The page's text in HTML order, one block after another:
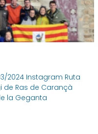
2024 Instagram Ruta
de Ras de Carançà
la Geganta